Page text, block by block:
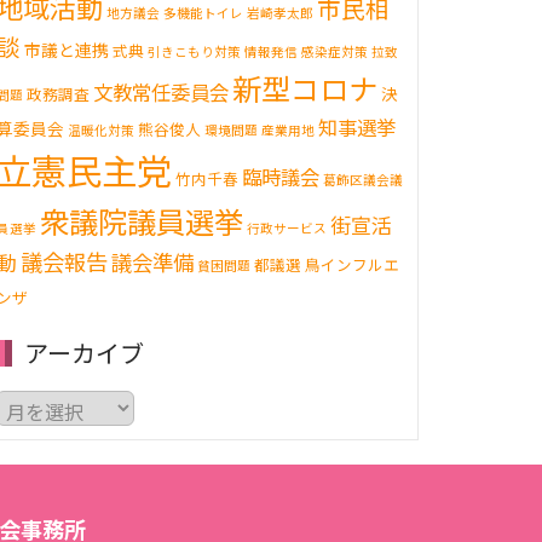
域活動 地方議会 多機能トイレ 岩崎孝太郎 市民相
市議と連携 式典 引きこもり対策 情報発信 感染症対策 拉致
題 政務調査 文教常任委員会 新型コロナ 決
委員会 温暖化対策 熊谷俊人 環境問題 産業用地 知事選挙
憲民主党 竹内千春 臨時議会 葛飾区議会議
選挙 衆議院議員選挙 行政サービス 街宣活
議会報告議会準備 貧困問題 都議選 鳥インフルエ
ザ
アーカイブ
事務所